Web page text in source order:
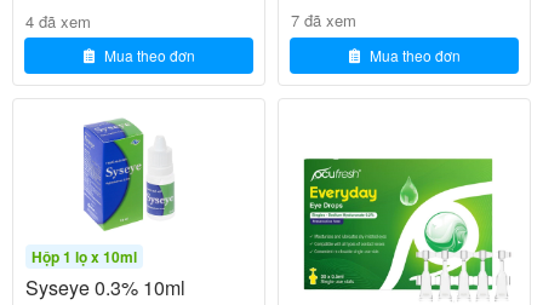
4. Hướng dẫn sử dụng và liều dùng
cụ thể
Để đạt hiệu quả tốt nhất và đảm bảo an toàn, bạn
cần tuân thủ đúng liều lượng và cách dùng sau:
4.1. Cách dùng
4 đã xem
Mua theo đơn
7 đã xem
Mua theo đơn
Hộp 1 lọ x 10ml
Syseye 0.3% 10ml